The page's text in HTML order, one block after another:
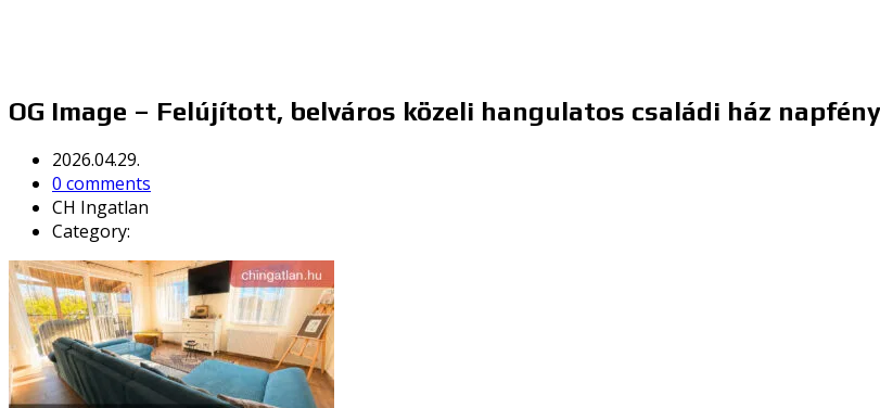
OG Image – Felújított, belváros közeli hangulatos családi ház
2026.04.29.
0 comments
CH Ingatlan
Category: